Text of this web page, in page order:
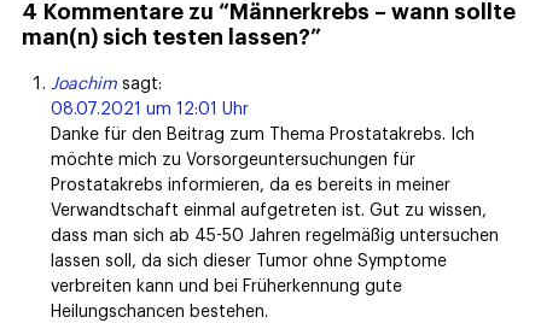
4 Kommentare zu “Männerkrebs – wann sollte
man(n) sich testen lassen?”
Joachim sagt:
08.07.2021 um 12:01 Uhr
Danke für den Beitrag zum Thema Prostatakrebs. Ich
möchte mich zu Vorsorgeuntersuchungen für
Prostatakrebs informieren, da es bereits in meiner
Verwandtschaft einmal aufgetreten ist. Gut zu wissen,
dass man sich ab 45-50 Jahren regelmäßig untersuchen
lassen soll, da sich dieser Tumor ohne Symptome
verbreiten kann und bei Früherkennung gute
Heilungschancen bestehen.